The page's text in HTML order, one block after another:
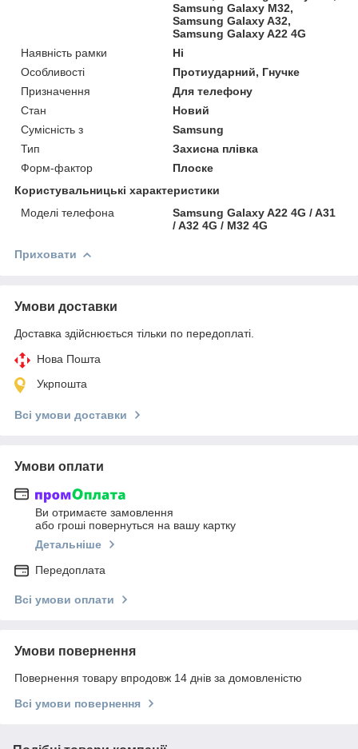
Samsung Galaxy M32,
Samsung Galaxy A32,
Samsung Galaxy A22 4G
Наявність рамки
Ні
Особливості
Протиударний, Гнучке
Призначення
Для телефону
Стан
Новий
Сумісність з
Samsung
Тип
Захисна плівка
Форм-фактор
Плоске
Користувальницькі характеристики
Моделі телефона
Samsung Galaxy A22 4G / A31
/ A32 4G / M32 4G
Приховати
Умови доставки
Доставка здійснюється тільки по передоплаті.
Нова Пошта
Укрпошта
Всі умови доставки
Умови оплати
Ви отримаєте замовлення
або гроші повернуться на вашу картку
Детальніше
Передоплата
Всі умови оплати
Умови повернення
Повернення товару впродовж 14 днів за домовленістю
Всі умови повернення